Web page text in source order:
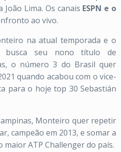
Lima. Os canais ESPN e o
ao vivo.
na atual temporada e o
busca seu nono título de
o número 3 do Brasil quer
quando acabou com o vice-
para o hoje top 30 Sebastián
Monteiro quer repetir
campeão em 2013, e somar a
maior ATP Challenger do país.